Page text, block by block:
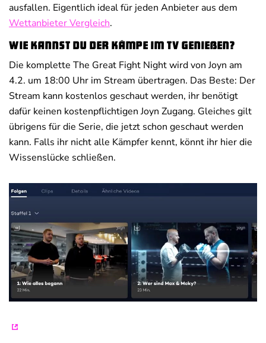
ausfallen. Eigentlich ideal für jeden Anbieter aus dem
Wettanbieter Vergleich.
Wie kannst du der Kämpe im TV genießen?
Die komplette The Great Fight Night wird von Joyn am
4.2. um 18:00 Uhr im Stream übertragen. Das Beste: Der
Stream kann kostenlos geschaut werden, ihr benötigt
dafür keinen kostenpflichtigen Joyn Zugang. Gleiches gilt
übrigens für die Serie, die jetzt schon geschaut werden
kann. Falls ihr nicht alle Kämpfer kennt, könnt ihr hier die
Wissenslücke schließen.